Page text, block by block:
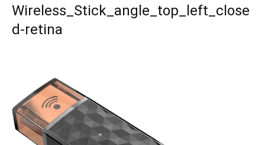
Wireless_Stick_angle_top_left_close
d-retina